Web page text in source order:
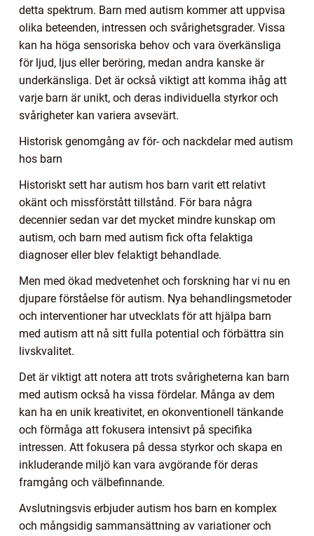
detta spektrum. Barn med autism kommer att uppvisa
olika beteenden, intressen och svårighetsgrader. Vissa
kan ha höga sensoriska behov och vara överkänsliga
för ljud, ljus eller beröring, medan andra kanske är
underkänsliga. Det är också viktigt att komma ihåg att
varje barn är unikt, och deras individuella styrkor och
svårigheter kan variera avsevärt.
Historisk genomgång av för- och nackdelar med autism
hos barn
Historiskt sett har autism hos barn varit ett relativt
okänt och missförstått tillstånd. För bara några
decennier sedan var det mycket mindre kunskap om
autism, och barn med autism fick ofta felaktiga
diagnoser eller blev felaktigt behandlade.
Men med ökad medvetenhet och forskning har vi nu en
djupare förståelse för autism. Nya behandlingsmetoder
och interventioner har utvecklats för att hjälpa barn
med autism att nå sitt fulla potential och förbättra sin
livskvalitet.
Det är viktigt att notera att trots svårigheterna kan barn
med autism också ha vissa fördelar. Många av dem
kan ha en unik kreativitet, en okonventionell tänkande
och förmåga att fokusera intensivt på specifika
intressen. Att fokusera på dessa styrkor och skapa en
inkluderande miljö kan vara avgörande för deras
framgång och välbefinnande.
Avslutningsvis erbjuder autism hos barn en komplex
och mångsidig sammansättning av variationer och